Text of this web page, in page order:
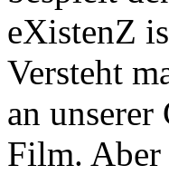
eXistenZ
Versteht
an
Film. Aber